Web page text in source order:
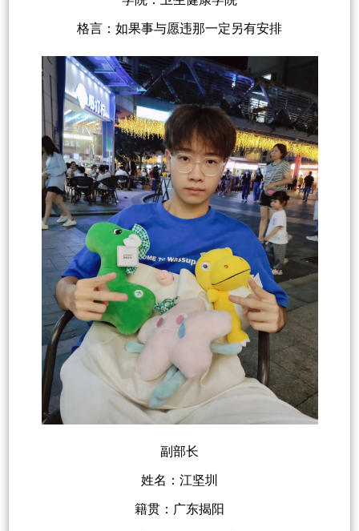
格言：如果事与愿违那一定另有安排
副部长
姓名：江坚圳
籍贯：广东揭阳